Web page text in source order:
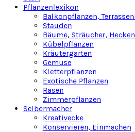
Pflanzenlexikon
Balkonpflanzen,
Stauden
Bäume, Sträucher, Hecken
Kübelpflanzen
Kräutergarten
Gemüse
Kletterpflanzen
Exotische Pflanzen
Rasen
Zimmerpflanzen
Selbermacher
Kreativecke
Konservieren, Einmachen